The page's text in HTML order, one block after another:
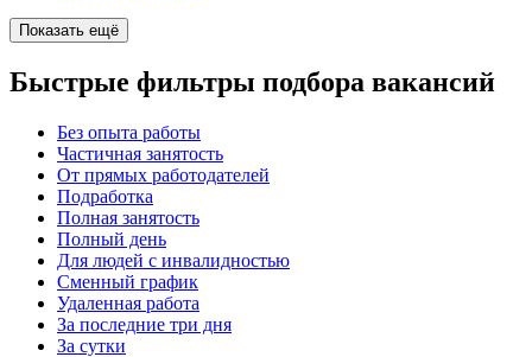
Показать ещё
Быстрые фильтры подбора вакансий
Без опыта работы
Частичная занятость
От прямых работодателей
Подработка
Полная занятость
Полный день
Для людей с инвалидностью
Сменный график
Удаленная работа
За последние три дня
За сутки